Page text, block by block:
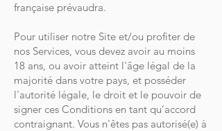
française prévaudra.
Pour utiliser notre Site et/ou profiter de
nos Services, vous devez avoir au moins
18 ans, ou avoir atteint l'âge légal de la
majorité dans votre pays, et posséder
l'autorité légale, le droit et le pouvoir de
signer ces Conditions en tant qu’accord
contraignant. Vous n'êtes pas autorisé(e) à